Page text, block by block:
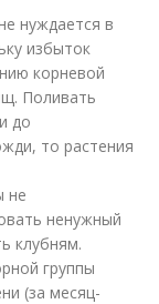
нуждается в
избыток
корневой
Поливать
до
то растения
не
ненужный
клубням.
группы
(за месяц-